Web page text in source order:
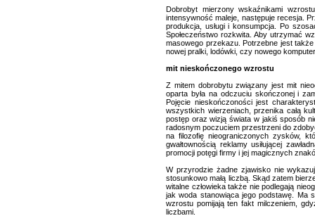
Dobrobyt mierzony wskaźnikami
intensywność maleje, następuje recesja.
produkcja, usługi i konsumpcja. Po
Społeczeństwo rozkwita. Aby utrzymać
masowego przekazu. Potrzebne jest
nowej pralki, lodówki, czy nowego
mit nieskończonego wzrostu
Z mitem dobrobytu związany jest mit
oparta była na odczuciu skończonej i
Pojęcie nieskończoności jest
wszystkich wierzeniach, przenika całą
postęp oraz wizją świata w jakiś sposób
radosnym poczuciem przestrzeni do
na filozofię nieograniczonych zysków,
gwałtownością reklamy usiłującej
promocji potęgi firmy i jej magicznych
W przyrodzie żadne zjawisko nie
stosunkowo małą liczbą. Skąd zatem
witalne człowieka także nie podlegają
jak woda stanowiąca jego podstawę. Ma
wzrostu pomijają ten fakt milczeniem,
liczbami.